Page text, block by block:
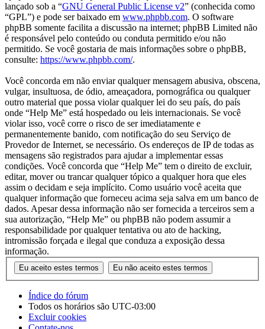
lançado sob a “GNU General Public License v2” (conhecida como
“GPL”) e pode ser baixado em www.phpbb.com. O software
phpBB somente facilita a discussão na internet; phpBB Limited não
é responsável pelo conteúdo ou conduta permitido e/ou não
permitido. Se você gostaria de mais informações sobre o phpBB,
consulte: https://www.phpbb.com/.
Você concorda em não enviar qualquer mensagem abusiva, obscena,
vulgar, insultuosa, de ódio, ameaçadora, pornográfica ou qualquer
outro material que possa violar qualquer lei do seu país, do país
onde “Help Me” está hospedado ou leis internacionais. Se você
violar isso, você corre o risco de ser imediatamente e
permanentemente banido, com notificação do seu Serviço de
Provedor de Internet, se necessário. Os endereços de IP de todas as
mensagens são registrados para ajudar a implementar essas
condições. Você concorda que “Help Me” tem o direito de excluir,
editar, mover ou trancar qualquer tópico a qualquer hora que eles
assim o decidam e seja implícito. Como usuário você aceita que
qualquer informação que forneceu acima seja salva em um banco de
dados. Apesar dessa informação não ser fornecida a terceiros sem a
sua autorização, “Help Me” ou phpBB não podem assumir a
responsabilidade por qualquer tentativa ou ato de hacking,
intromissão forçada e ilegal que conduza a exposição dessa
informação.
Índice do fórum
Todos os horários são UTC-03:00
Excluir cookies